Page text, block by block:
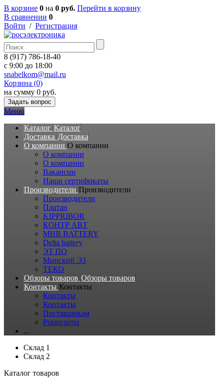
В корзине 0 на 0 руб. Перейти в корзину
В сравнении 0
Войти / Регистрация
8 (917) 786-18-40
c 9:00 до 18:00
snabelkom@mail.ru
Корзина (0)
на сумму 0 руб.
Задать вопрос
Меню
Каталог Каталог
Доставка Доставка
О компании О компании
О компании
О компании
Вакансии
Наши сертификаты
Производители Производители
Производители
Платан
KIPPRIBOR
КОНТР АВТ
MHB BATTERY
Delta battery
ЭT ПО
Минский ЭЗ
ТЕКО
Обзоры товаров Обзоры товаров
Контакты Контакты
Контакты
Контакты
Поставщикам
Реквизиты
...
Склад 1
Склад 2
Каталог товаров